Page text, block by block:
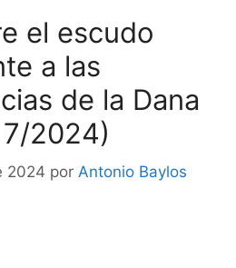
el escudo
a las
de la Dana
7/2024)
2024 por Antonio Baylos